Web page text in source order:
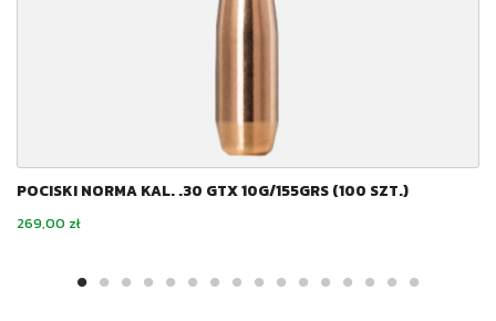
POCISKI NORMA KAL. .30 GTX 10G/155GRS (100 SZT.)
Cena
269,00 zł